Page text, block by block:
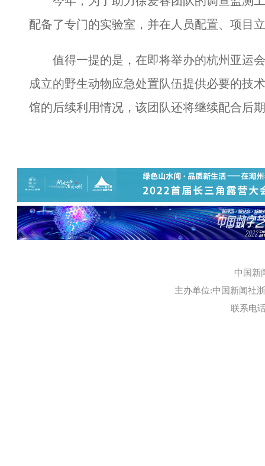
配备了专门的实验室，并在人员配置、项目
值得一提的是，在即将举办的杭州亚运会
成立的野生动物应急处置队伍提供必要的技
馆的后续利用情况，该团队还将继续配合后
中国新
主办单位:中国新闻社
联系电